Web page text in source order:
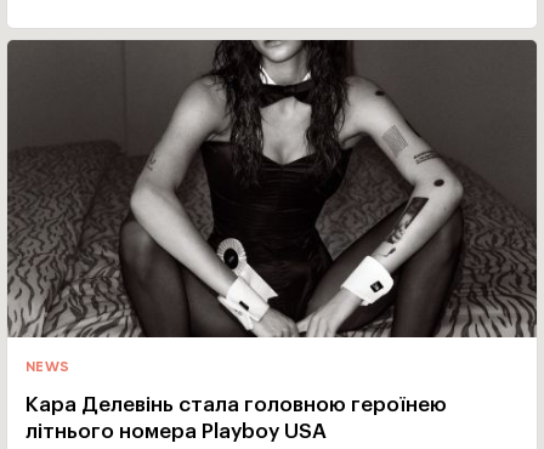
NEWS
Кара Делевінь стала головною героїнею
літнього номера Playboy USA